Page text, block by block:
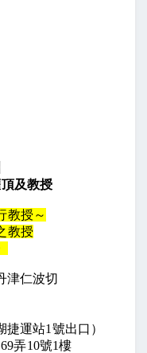
及教授
教授～
教授
津仁波切
運站1號出口）
弄10號1樓